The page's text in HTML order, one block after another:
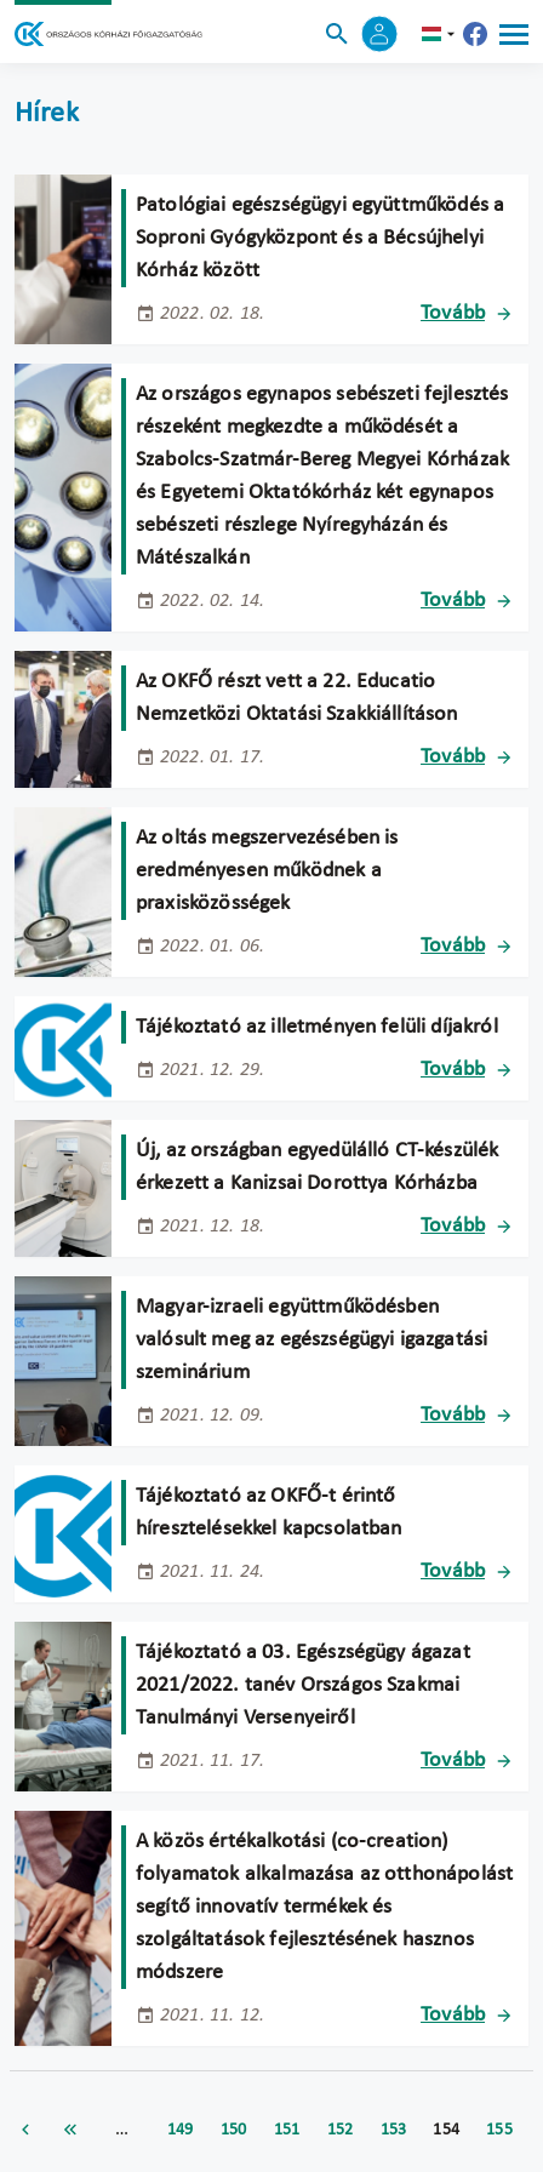
Hírek
Patológiai egészségügyi együttműködés a
Soproni Gyógyközpont és a Bécsújhelyi
Kórház között
2022. 02. 18. Tovább
Az országos egynapos sebészeti fejlesztés
részeként megkezdte a működését a
Szabolcs-Szatmár-Bereg Megyei Kórházak
és Egyetemi Oktatókórház két egynapos
sebészeti részlege Nyíregyházán és
Mátészalkán
2022. 02. 14. Tovább
Az OKFŐ részt vett a 22. Educatio
Nemzetközi Oktatási Szakkiállításon
2022. 01. 17. Tovább
Az oltás megszervezésében is
eredményesen működnek a
praxisközösségek
2022. 01. 06. Tovább
Tájékoztató az illetményen felüli díjakról
2021. 12. 29. Tovább
Új, az országban egyedülálló CT-készülék
érkezett a Kanizsai Dorottya Kórházba
2021. 12. 18. Tovább
Magyar-izraeli együttműködésben
valósult meg az egészségügyi igazgatási
szeminárium
2021. 12. 09. Tovább
Tájékoztató az OKFŐ-t érintő
híresztelésekkel kapcsolatban
2021. 11. 24. Tovább
Tájékoztató a 03. Egészségügy ágazat
2021/2022. tanév Országos Szakmai
Tanulmányi Versenyeiről
2021. 11. 17. Tovább
A közös értékalkotási (co-creation)
folyamatok alkalmazása az otthonápolást
segítő innovatív termékek és
szolgáltatások fejlesztésének hasznos
módszere
2021. 11. 12. Tovább
… 149 150 151 152 153 154 155